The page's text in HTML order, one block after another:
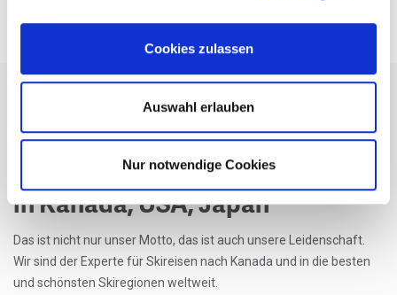
Cookies zulassen
Auswahl erlauben
Nur notwendige Cookies
ÜBER UNS
„skiing with friends“ - Skifahren
in Kanada, USA, Japan
Das ist nicht nur unser Motto, das ist auch unsere Leidenschaft.
Wir sind der Experte für Skireisen nach Kanada und in die besten
und schönsten Skiregionen weltweit.